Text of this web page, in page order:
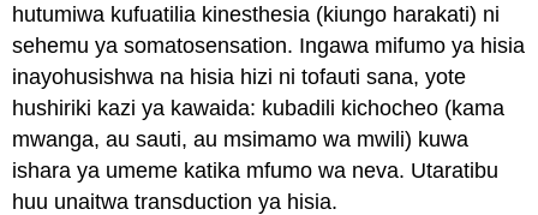
hutumiwa kufuatilia kinesthesia (kiungo harakati) ni
sehemu ya somatosensation. Ingawa mifumo ya hisia
inayohusishwa na hisia hizi ni tofauti sana, yote
hushiriki kazi ya kawaida: kubadili kichocheo (kama
mwanga, au sauti, au msimamo wa mwili) kuwa
ishara ya umeme katika mfumo wa neva. Utaratibu
huu unaitwatransduction ya hisia.